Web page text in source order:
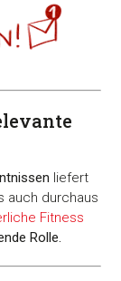
liefert
auch durchaus
Fitness
Rolle.